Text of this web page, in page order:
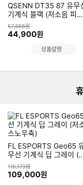
QSENN DT35 87 유무
기계식 블랙 (저소음 피치
축)
상품금액
57,688원
할인금액
44,900원
상품설명
FL ESPORTS Geo65
무선 기계식 딥 그레이 (
소음 스노우축)
상품금액
115,173원
할인금액
109,000원